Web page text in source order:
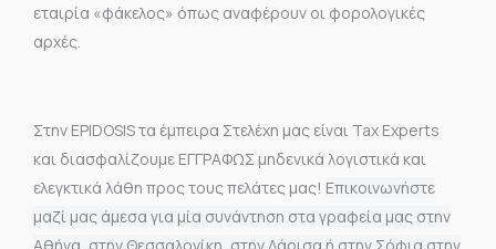
εταιρία «φάκελος» όπως αναφέρουν οι φορολογικές
αρχές.
Στην EPIDOSIS τα έμπειρα Στελέχη μας είναι Tax Experts
και διασφαλίζουμε ΕΓΓΡΑΦΩΣ μηδενικά λογιστικά και
ελεγκτικά λάθη προς τους πελάτες μας! Επικοινωνήστε
μαζί μας άμεσα για μία συνάντηση στα γραφεία μας στην